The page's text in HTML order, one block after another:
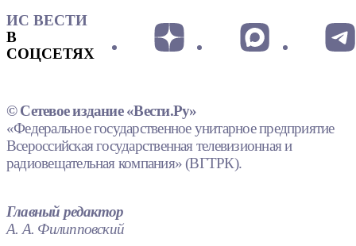
ИС ВЕСТИ
В
СОЦСЕТЯХ
© Сетевое издание «Вести.Ру»
«Федеральное государственное унитарное предприятие
Всероссийская государственная телевизионная и
радиовещательная компания» (ВГТРК).
Главный редактор
А. А. Филипповский